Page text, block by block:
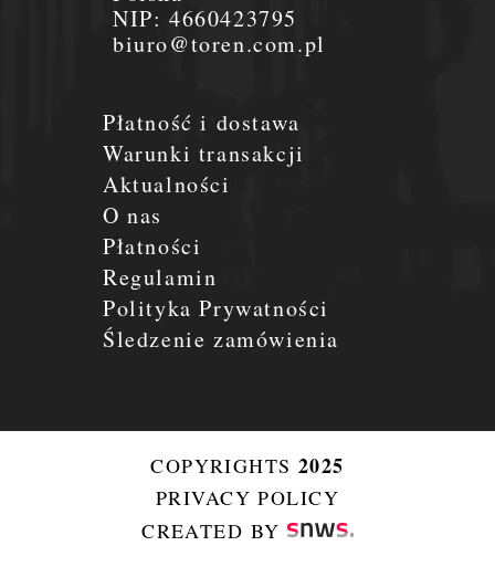
Płatność i dostawa
Warunki transakcji
Aktualności
O nas
Płatności
Regulamin
Polityka Prywatności
Śledzenie zamówienia
NIP:4660423795
biuro@toren.com.pl
COPYRIGHTS 2025
PRIVACY POLICY
CREATED BY